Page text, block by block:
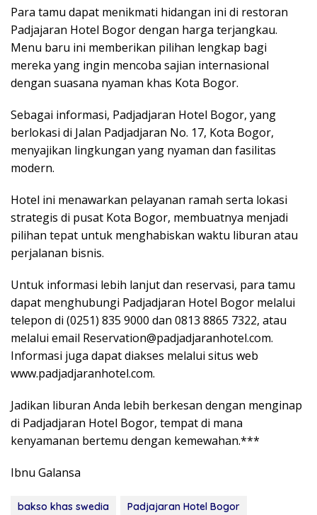
Para tamu dapat menikmati hidangan ini di restoran
Padjajaran Hotel Bogor dengan harga terjangkau.
Menu baru ini memberikan pilihan lengkap bagi
mereka yang ingin mencoba sajian internasional
dengan suasana nyaman khas Kota Bogor.
Sebagai informasi, Padjadjaran Hotel Bogor, yang
berlokasi di Jalan Padjadjaran No. 17, Kota Bogor,
menyajikan lingkungan yang nyaman dan fasilitas
modern.
Hotel ini menawarkan pelayanan ramah serta lokasi
strategis di pusat Kota Bogor, membuatnya menjadi
pilihan tepat untuk menghabiskan waktu liburan atau
perjalanan bisnis.
Untuk informasi lebih lanjut dan reservasi, para tamu
dapat menghubungi Padjadjaran Hotel Bogor melalui
telepon di (0251) 835 9000 dan 0813 8865 7322, atau
melalui email Reservation@padjadjaranhotel.com.
Informasi juga dapat diakses melalui situs web
www.padjadjaranhotel.com.
Jadikan liburan Anda lebih berkesan dengan menginap
di Padjadjaran Hotel Bogor, tempat di mana
kenyamanan bertemu dengan kemewahan.***
Ibnu Galansa
bakso khas swedia Padjajaran Hotel Bogor